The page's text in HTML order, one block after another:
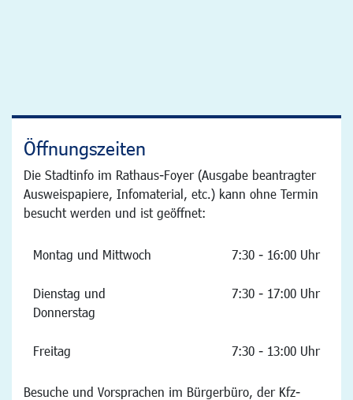
Öffnungszeiten
Die Stadtinfo im Rathaus-Foyer (Ausgabe beantragter
Ausweispapiere, Infomaterial, etc.) kann ohne Termin
besucht werden und ist geöffnet:
Montag und Mittwoch 7:30 - 16:00 Uhr
Dienstag und
Donnerstag
7:30 - 17:00 Uhr
Freitag 7:30 - 13:00 Uhr
Besuche und Vorsprachen im Bürgerbüro, der Kfz-